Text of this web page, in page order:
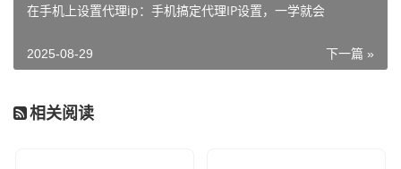
在手机上设置代理ip：手机搞定代理IP设置，一学就会
下一篇 »
2025-08-29
相关阅读